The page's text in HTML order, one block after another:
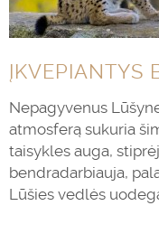
ĮKVEPIANTYS
Nepagyvenus
atmosferą sukuria
taisykles auga,
bendradarbiauja,
Lūšies vedlės